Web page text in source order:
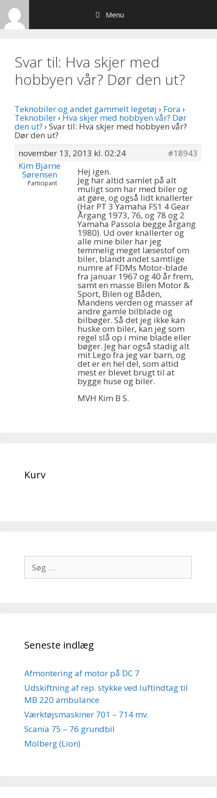
Hop
indhold
Menu
Svar til: Hva skjer med
hobbyen vår? Dør den ut?
Teknobiler og andet gammelt legetøj › Fora ›
Teknobiler› Hva skjer med hobbyen vår? Dør
den ut? › Svar til: Hva skjer med hobbyen vår?
Dør den ut?
november 13, 2013 kl. 02:24
#18943
Kim Bjarne
Sørensen
Participant
Hej igen.
Jeg har altid samlet på alt
muligt som har med biler og
at gøre, og også lidt knallerter
(Har PT 3 Yamaha FS1 4 Gear
Årgang 1973, 76, og 78 og 2
Yamaha Passola begge årgang
1980). Ud over knallerter og
alle mine biler har jeg
temmelig meget læsestof om
biler, blandt andet samtlige
numre af FDMs Motor-blade
fra januar 1967 og 40 år frem,
samt en masse Bilen Motor &
Sport, Bilen og Båden,
Mandens verden og masser af
andre gamle bilblade og
bilbøger. Så det jeg ikke kan
huske om biler, kan jeg som
regel slå op i mine blade eller
bøger. Jeg har også stadig alt
mit Lego fra jeg var barn, og
det er en hel del, som altid
mest er blevet brugt til at
bygge huse og biler.
MVH Kim B S.
Kurv
efter:
Seneste indlæg
Afmontering af motor på DC 7
Udskiftning af rep. stykke ved luftindtag til
MB 220 ambulance
Værktøjsmaskiner 701 – 714 mv.
Scania 75 – 76 grundbil
Molberg (Lion)